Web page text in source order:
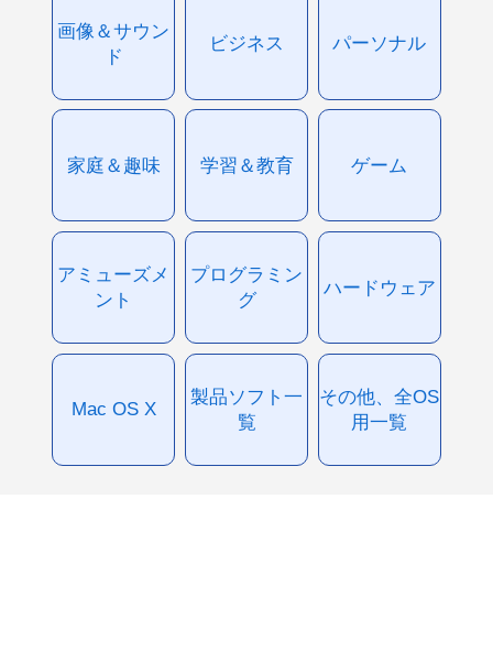
画像＆サウン
ド
ビジネス パーソナル
家庭＆趣味 学習＆教育 ゲーム
アミューズメ
ント
プログラミン
グ
ハードウェア
Mac OS X
製品ソフト一
覧
その他、全OS
用一覧